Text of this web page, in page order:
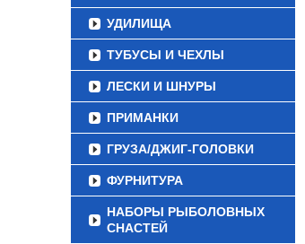
УДИЛИЩА
ТУБУСЫ И ЧЕХЛЫ
ЛЕСКИ И ШНУРЫ
ПРИМАНКИ
ГРУЗА/ДЖИГ-ГОЛОВКИ
ФУРНИТУРА
НАБОРЫ РЫБОЛОВНЫХ
СНАСТЕЙ